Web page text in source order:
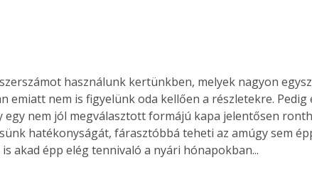
emiatt nem is figyelünk oda kellően a részletekre. Pedig
egy nem jól megválasztott formájú kapa jelentősen
hatékonyságát, fárasztóbbá teheti az amúgy sem
akad épp elég tennivaló a nyári hónapokban...